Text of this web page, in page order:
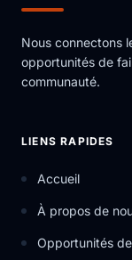
Nous connectons
opportunités de
communauté.
LIENS RAPIDES
Accueil
À propos de
Opportunités